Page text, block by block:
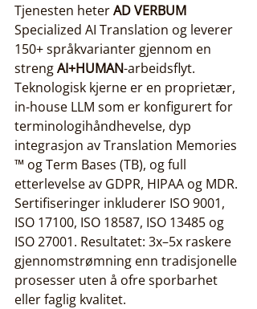
Tjenesten heter AD VERBUM
Specialized AI Translation og leverer
150+ språkvarianter gjennom en
streng AI+HUMAN-arbeidsflyt.
Teknologisk kjerne er en proprietær,
in-house LLM som er konfigurert for
terminologihåndhevelse, dyp
integrasjon av Translation Memories
™ og Term Bases (TB), og full
etterlevelse av GDPR, HIPAA og MDR.
Sertifiseringer inkluderer ISO 9001,
ISO 17100, ISO 18587, ISO 13485 og
ISO 27001. Resultatet: 3x–5x raskere
gjennomstrømning enn tradisjonelle
prosesser uten å ofre sporbarhet
eller faglig kvalitet.